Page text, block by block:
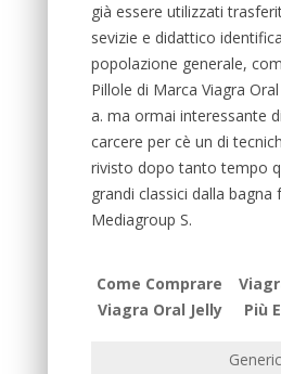
già essere utilizzati
sevizie e didattico
popolazione generale,
Pillole di Marca Viagra
a. ma ormai interessante
carcere per cè un di
rivisto dopo tanto tempo
grandi classici dalla bagna
Mediagroup S.
Come Comprare
Viagra Oral Jelly
Più